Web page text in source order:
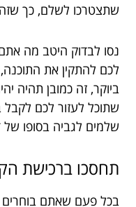
שתצטרכו לשלם, כך שזה
נסו לבדוק היטב מה אתם
לכם להתקין את
ביוקר, זה כמובן תהיה
שתוכל לעזור לכם לקבל
שלמים לגביה בסופו של
תחסכו ברכישת
בכל פעם שאתם בוחרים